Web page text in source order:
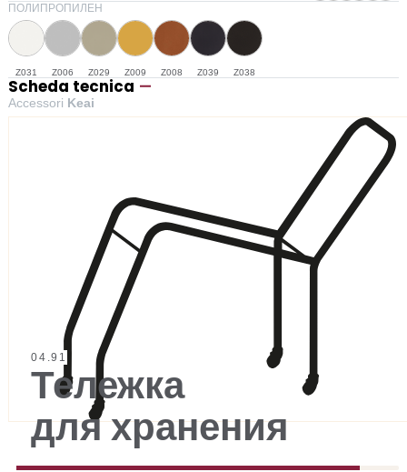
ПОЛИПРОПИЛЕН
Z031 Z006 Z029 Z009 Z008 Z039 Z038
Scheda tecnica
Accessori Keai
04.91
Тележка
для хранения